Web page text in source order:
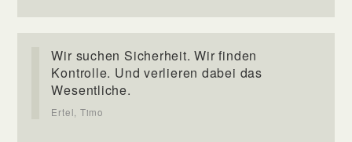
Wir suchen Sicherheit. Wir finden
Kontrolle. Und verlieren dabei das
Wesentliche.
Ertel, Timo